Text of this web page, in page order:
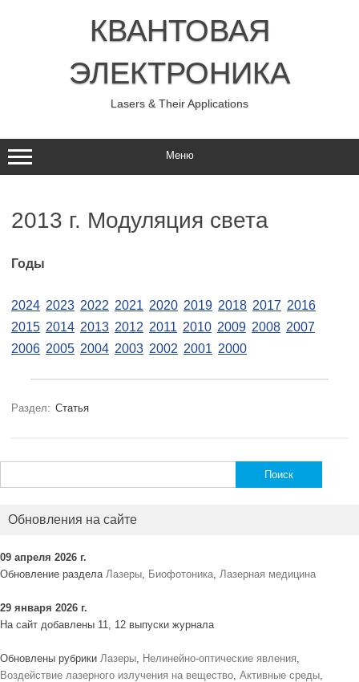
КВАНТОВАЯ
ЭЛЕКТРОНИКА
Lasers & Their Applications
Меню
2013 г. Модуляция света
Годы
2024 2023 2022 2021 2020 2019 2018 2017 2016
2015 2014 2013 2012 2011 2010 2009 2008 2007
2006 2005 2004 2003 2002 2001 2000
Раздел: Статья
Обновления на сайте
09 апреля 2026 г.
Обновление раздела Лазеры, Биофотоника, Лазерная медицина
29 января 2026 г.
На сайт добавлены 11, 12 выпуски журнала
Обновлены рубрики Лазеры, Нелинейно-оптические явления,
Воздействие лазерного излучения на вещество, Активные среды,